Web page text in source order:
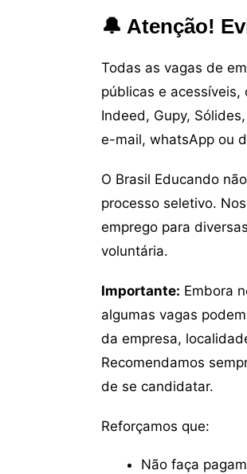
🔔 Atenção!
Todas as vagas de
públicas e
Indeed, Gupy,
e-mail, whatsApp ou
O Brasil Educando
processo seletivo.
emprego para
voluntária.
Importante: Embora
algumas vagas
da empresa,
Recomendamos
de se candidatar.
Reforçamos que:
Não faça